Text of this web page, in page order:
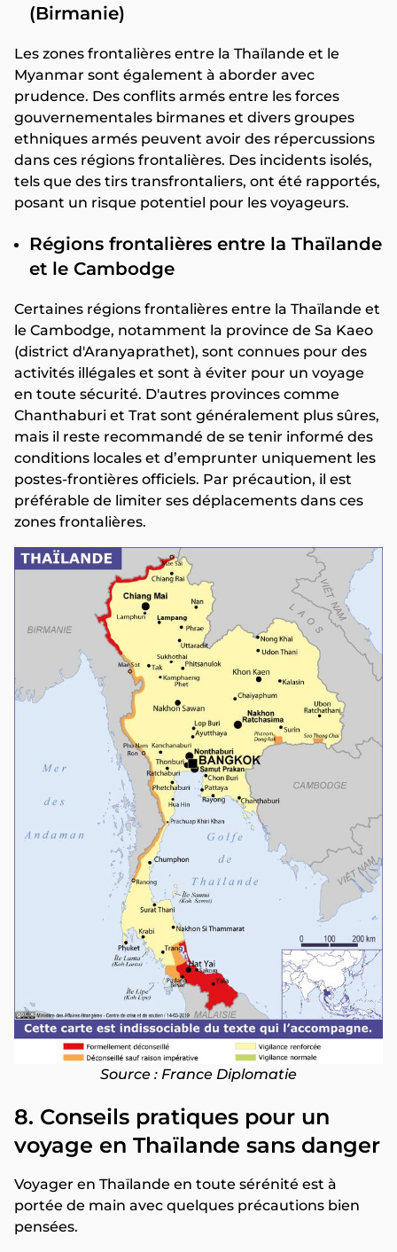
(Birmanie)
Les zones frontalières entre la Thaïlande et le
Myanmar sont également à aborder avec
prudence. Des conflits armés entre les forces
gouvernementales birmanes et divers groupes
ethniques armés peuvent avoir des répercussions
dans ces régions frontalières. Des incidents isolés,
tels que des tirs transfrontaliers, ont été rapportés,
posant un risque potentiel pour les voyageurs.​
Régions frontalières entre la Thaïlande
et le Cambodge
Certaines régions frontalières entre la Thaïlande et
le Cambodge, notamment la province de Sa Kaeo
(district d'Aranyaprathet), sont connues pour des
activités illégales et sont à éviter pour un voyage
en toute sécurité. D'autres provinces comme
Chanthaburi et Trat sont généralement plus sûres,
mais il reste recommandé de se tenir informé des
conditions locales et d’emprunter uniquement les
postes-frontières officiels. Par précaution, il est
préférable de limiter ses déplacements dans ces
zones frontalières.
Source : France Diplomatie
8. Conseils pratiques pour un
voyage en Thaïlande sans danger
Voyager en Thaïlande en toute sérénité est à
portée de main avec quelques précautions bien
pensées.